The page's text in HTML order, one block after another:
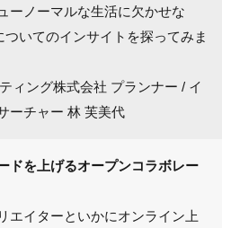
ーノーマルな生活に欠かせな
ついてのインサイトを探ってみま
ィング株式会社 プランナー / イ
ーチャー 林 芙美代
ドを上げるオープンコラボレー
エイターといかにオンライン上